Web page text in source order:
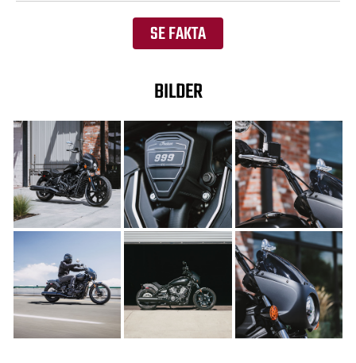
SE FAKTA
BILDER